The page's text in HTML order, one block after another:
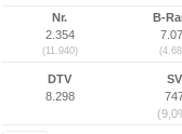
Nr.
2.354
(11.940)
B-
DTV
8.298
SV